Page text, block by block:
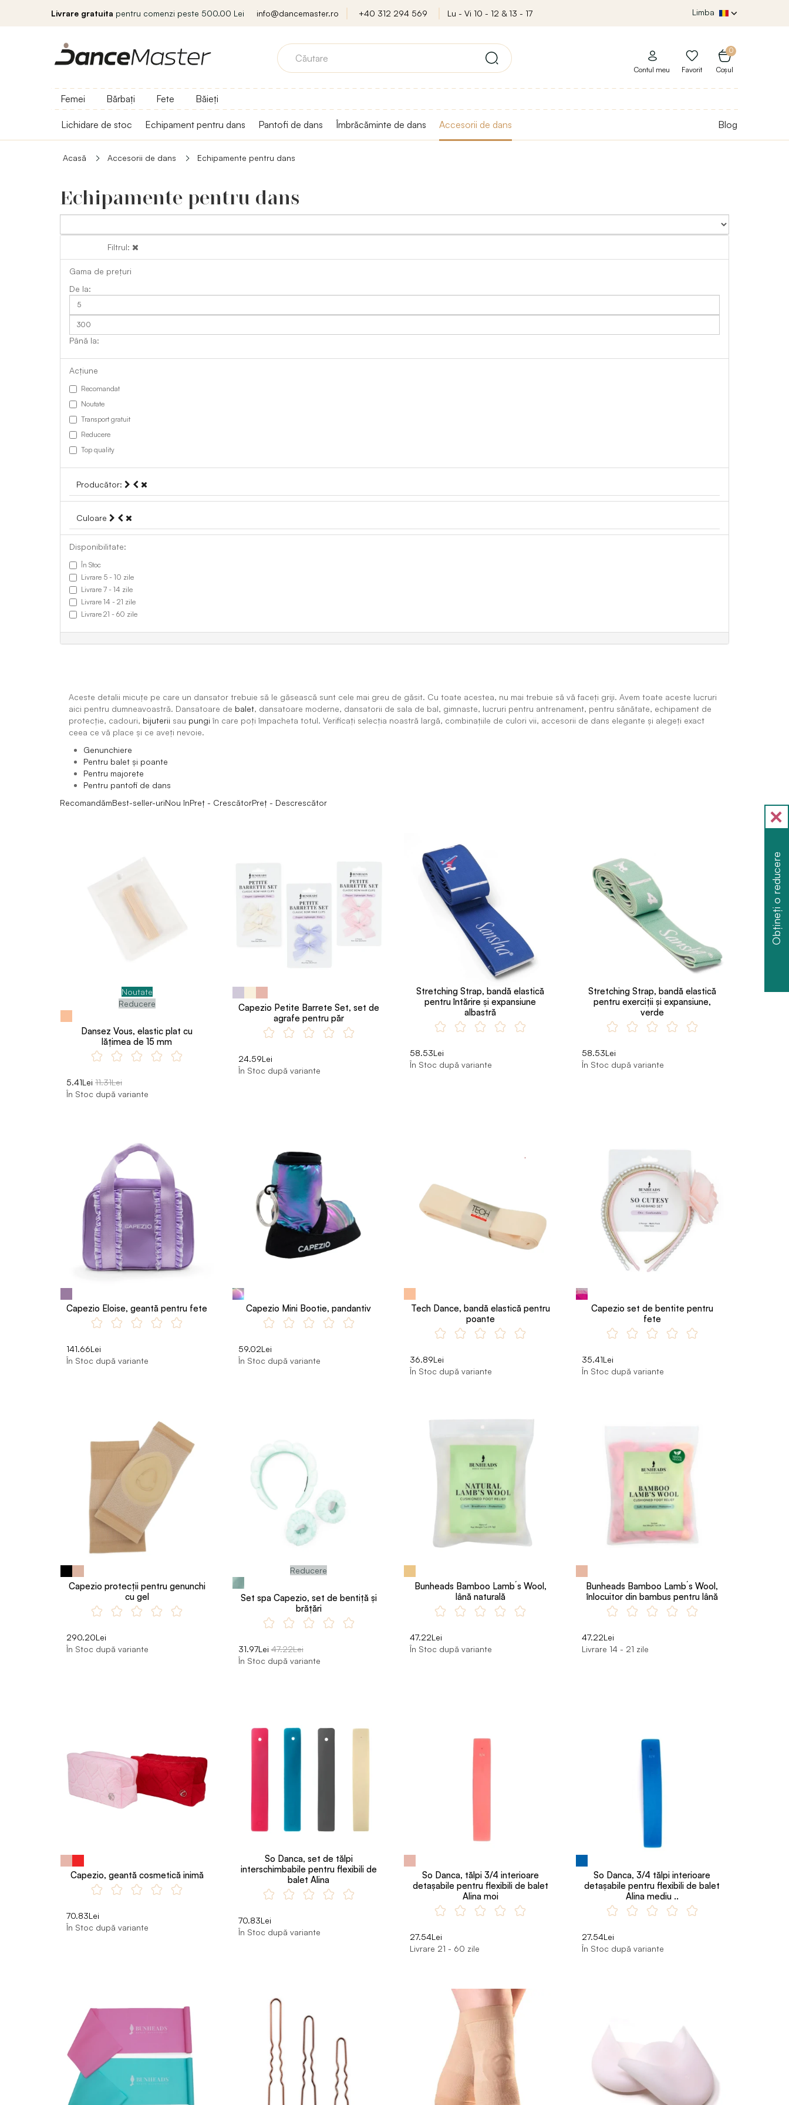
Livrare gratuita pentru comenzi peste 500.00 Lei info@dancemaster.ro +40 312 294 569 Lu - Vi 10 - 12 & 13 - 17 Limba
0
Coșul
Contul meu Favorit
Femei Bărbați Fete Băieți
Lichidare de stoc Echipament pentru dans Pantofi de dans Îmbrăcăminte de dans Accesorii de dans Blog
Acasă Accesorii de dans Echipamente pentru dans
Echipamente pentru dans
Filtrul:
Gama de prețuri
Acțiune
Recomandat
Noutate
Transport gratuit
Reducere
Top quality
Producător:
Culoare
Disponibilitate:
În Stoc
Livrare 5 - 10 zile
Livrare 7 - 14 zile
Livrare 14 - 21 zile
Livrare 21 - 60 zile
Aceste detalii micuțe pe care un dansator trebuie să le găsească sunt cele mai greu de găsit. Cu toate acestea, nu mai trebuie să vă faceți griji. Avem toate aceste lucruri
aici pentru dumneavoastră. Dansatoare de balet, dansatoare moderne, dansatorii de sala de bal, gimnaste, lucruri pentru antrenament, pentru sănătate, echipament de
protecție, cadouri, bijuterii sau pungi în care poți împacheta totul. Verificați selecția noastră largă, combinațiile de culori vii, accesorii de dans elegante și alegeți exact
ceea ce vă place și ce aveți nevoie.
Genunchiere
Pentru balet și poante
Pentru majorete
Pentru pantofi de dans
RecomandămBest-seller-uriNou înPreț - CrescătorPreț - Descrescător
Noutate
Reducere
Dansez Vous, elastic plat cu
lățimea de 15 mm
5.41Lei 11.31Lei
În Stoc după variante
Capezio Petite Barrete Set, set de
agrafe pentru păr
24.59Lei
În Stoc după variante
Stretching Strap, bandă elastică
pentru întărire și expansiune
albastră
58.53Lei
În Stoc după variante
Stretching Strap, bandă elastică
pentru exerciții și expansiune,
verde
58.53Lei
În Stoc după variante
Capezio Eloise, geantă pentru fete
141.66Lei
În Stoc după variante
Capezio Mini Bootie, pandantiv
59.02Lei
În Stoc după variante
Tech Dance, bandă elastică pentru
poante
36.89Lei
În Stoc după variante
Capezio set de bentite pentru
fete
35.41Lei
În Stoc după variante
Capezio protecții pentru genunchi
cu gel
290.20Lei
În Stoc după variante
Reducere
Set spa Capezio, set de bentiță și
brățări
31.97Lei 47.22Lei
În Stoc după variante
Bunheads Bamboo Lamb´s Wool,
lână naturală
47.22Lei
În Stoc după variante
Bunheads Bamboo Lamb´s Wool,
înlocuitor din bambus pentru lână
47.22Lei
Livrare 14 - 21 zile
Capezio, geantă cosmetică inimă
70.83Lei
În Stoc după variante
So Danca, set de tălpi
interschimbabile pentru flexibili de
balet Alina
70.83Lei
În Stoc după variante
So Danca, tălpi 3/4 interioare
detașabile pentru flexibili de balet
Alina moi
27.54Lei
Livrare 21 - 60 zile
So Danca, 3/4 tălpi interioare
detașabile pentru flexibili de balet
Alina mediu ..
27.54Lei
În Stoc după variante
Obțineți o reducere